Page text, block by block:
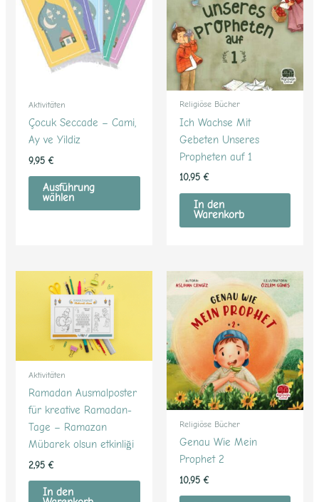
Aktivitäten
Çocuk Seccade – Cami,
Ay ve Yildiz
9,95 €
Ausführung
wählen
mehrere
Varianten
Produktseite
Religiöse Bücher
Ich Wachse Mit
Gebeten Unseres
Propheten auf 1
10,95 €
In den
Warenkorb
Aktivitäten
Ramadan Ausmalposter
für kreative Ramadan-
Tage – Ramazan
Mübarek olsun etkinliği
2,95 €
In den
Religiöse Bücher
Genau Wie Mein
Prophet 2
10,95 €